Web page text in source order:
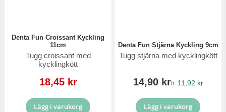
Denta Fun Croissant Kyckling
11cm
Tugg croissant med
kycklingkött
Reapris
18,45 kr
Lägg i varukorg
Denta Fun Stjärna Kyckling 9cm
Tugg stjärna med kycklingkött
14,90 krfr. 11,92 kr
Lägg i varukorg